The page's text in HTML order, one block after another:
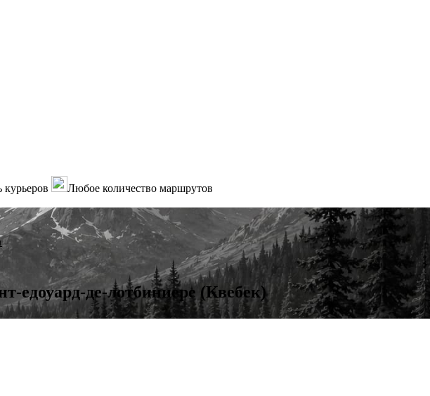
курьеров
Любое количество маршрутов
едоуард-де-лотбиниере (Квебек)